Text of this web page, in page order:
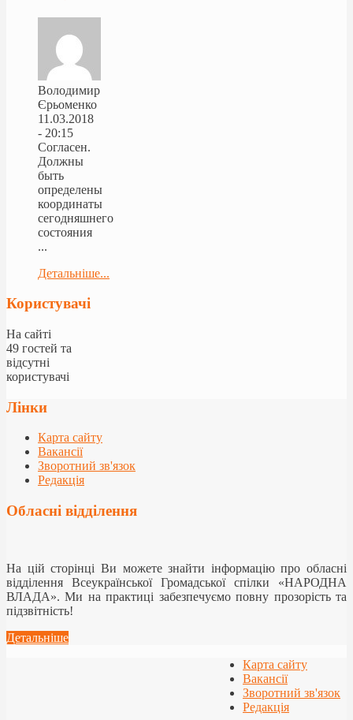
Володимир
Єрьоменко
11.03.2018
- 20:15
Согласен.
Должны
быть
определены
координаты
сегодняшнего
состояния
...
Детальніше...
Користувачі
На сайті
49 гостей та
відсутні
користувачі
Лінки
Карта сайту
Вакансії
Зворотний зв'язок
Редакція
Обласні відділення
На цій сторінці Ви можете знайти інформацію про обласні
відділення Всеукраїнської Громадської спілки «НАРОДНА
ВЛАДА». Ми на практиці забезпечуємо повну прозорість та
підзвітність!
Детальніше
Карта сайту
Вакансії
Зворотний зв'язок
Редакція